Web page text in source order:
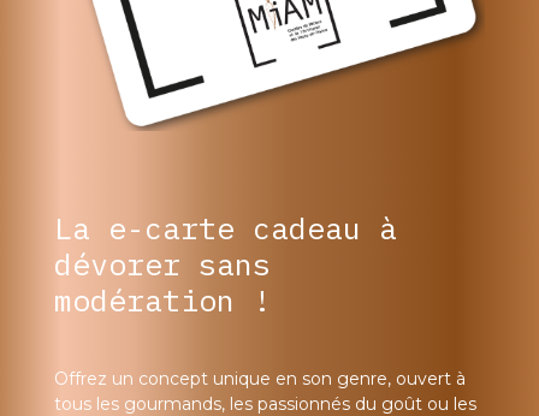
La e-carte cadeau à
dévorer sans
modération !
Offrez un concept unique en son genre, ouvert à
tous les gourmands, les passionnés du goût ou les